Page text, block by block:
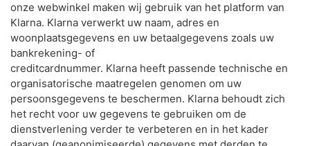
onze webwinkel maken wij gebruik van het platform van
Klarna. Klarna verwerkt uw naam, adres en
woonplaatsgegevens en uw betaalgegevens zoals uw
bankrekening- of
creditcardnummer. Klarna heeft passende technische en
organisatorische maatregelen genomen om uw
persoonsgegevens te beschermen. Klarna behoudt zich
het recht voor uw gegevens te gebruiken om de
dienstverlening verder te verbeteren en in het kader